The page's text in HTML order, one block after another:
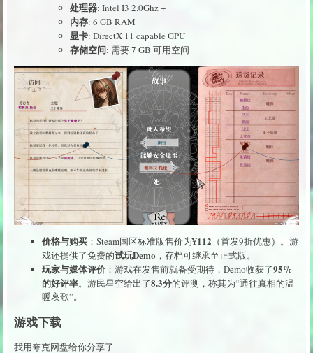
处理器: Intel I3 2.0Ghz +
内存: 6 GB RAM
显卡: DirectX 11 capable GPU
存储空间: 需要 7 GB 可用空间
价格与购买 ：Steam国区标准版售价为¥112 （首发9折优惠）。游
戏还提供了免费的试玩Demo ，存档可继承至正式版。
玩家与媒体评价 ：游戏在发售前就备受期待，Demo收获了95%
的好评率。游民星空给出了8.3分的评测，称其为“通往真相的温
暖哀歌”。
游戏下载
我用夸克网盘给你分享了